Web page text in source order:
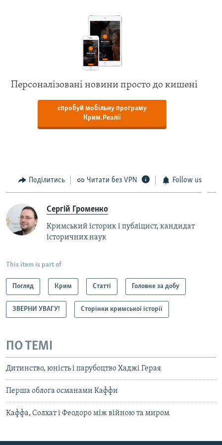
Персоналізовані новини просто до кишені
спробуй мобільну програму
Крим.Реалії
Поділитись Читати без VPN Follow us
Сергій Громенко
Кримський історик і публіцист, кандидат
історичних наук
This item is part of
Погляд Крим Статті Головне за добу
ЗВЕРНИ УВАГУ! Сторінки кримської історії
ПО ТЕМІ
Дитинство, юність і парубоцтво Хаджі Герая
Перша облога османами Каффи
Каффа, Солхат і Феодоро між війною та миром